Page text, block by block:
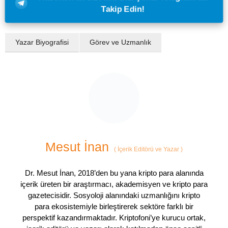
Takip Edin!
Yazar Biyografisi Görev ve Uzmanlık
Mesut İnan
içerik üreten bir araştırmacı, akademisyen ve kripto para
gazetecisidir. Sosyoloji alanındaki uzmanlığını kripto
para ekosistemiyle birleştirerek sektöre farklı bir
perspektif kazandırmaktadır. Kriptofoni’ye kurucu ortak,
içerik editörü ve yazarı olarak katılmadan önce çeşitli